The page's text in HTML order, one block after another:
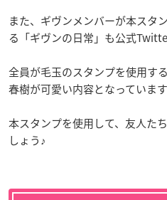
また、ギヴンメンバーが本スタ
る「ギヴンの日常」も公式
全員が毛玉のスタンプを使用す
春樹が可愛い内容となっていま
本スタンプを使用して、友人た
しょう♪